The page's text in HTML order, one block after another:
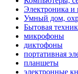
Электроника и
Умный дом,
Бытовая
микрофоны
диктофоны
портативная
планшеты
электронные